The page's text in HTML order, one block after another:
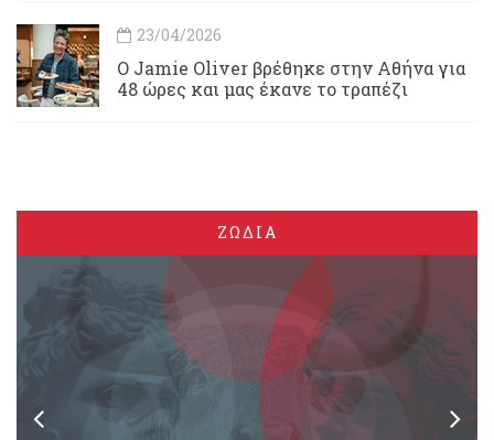
23/04/2026
Ο Jamie Oliver βρέθηκε στην Αθήνα για
48 ώρες και μας έκανε το τραπέζι
ΖΩΔΙΑ